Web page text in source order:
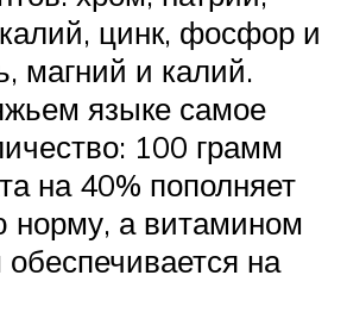
цинк, фосфор и
магний и калий.
языке самое
100 грамм
на 40% пополняет
норму, а витамином
на